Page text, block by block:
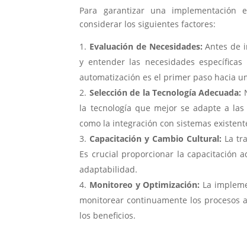
Para garantizar una implementación
considerar los siguientes factores:
Evaluación de Necesidades: Antes de
y entender las necesidades
automatización es el primer paso hacia
Selección de la Tecnología Adecuada:
la tecnología que mejor se adapte a
como la integración con sistemas
Capacitación y Cambio Cultural: La
Es crucial proporcionar la capacitación
adaptabilidad.
Monitoreo y Optimización: La
monitorear continuamente los procesos
los beneficios.